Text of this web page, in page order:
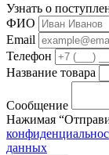
Узнать о
ФИО
Email
Телефон
Название товара
Сообщение
Нажимая
данных